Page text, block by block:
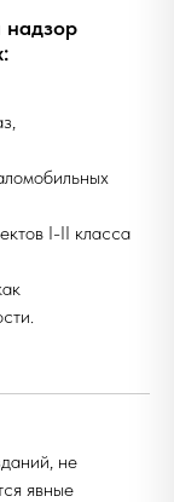
надзор
I-II класса
не
явные